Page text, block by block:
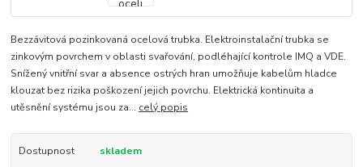
Bezzávitová pozinkovaná ocelová trubka. Elektroinstalační trubka se
zinkovým povrchem v oblasti svařování, podléhající kontrole IMQ a VDE.
Snížený vnitřní svar a absence ostrých hran umožňuje kabelům hladce
klouzat bez rizika poškození jejich povrchu. Elektrická kontinuita a
utěsnění systému jsou za... celý popis
Dostupnost skladem